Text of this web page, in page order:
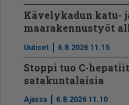
Kävelykadun katu-
maarakennustyöt
Uutiset 6.8.2026 11.15
Stoppi tuo C-
satakuntalaisia
Ajassa 6.8.2026 11.10